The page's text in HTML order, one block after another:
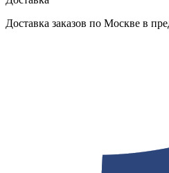
Доставка заказов по Москве в